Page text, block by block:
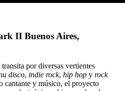
II Buenos Aires,
por diversas vertientes
disco, indie rock, hip hop y rock
cantante y músico, el proyecto